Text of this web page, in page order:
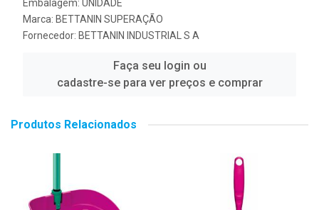
Embalagem: UNIDADE
Marca: BETTANIN SUPERAÇÃO
Fornecedor: BETTANIN INDUSTRIAL S A
Faça seu login ou
cadastre-se para ver preços e comprar
Produtos Relacionados